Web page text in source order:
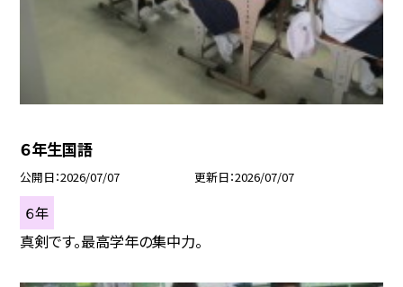
６年生国語
公開日 2026/07/07 更新日 2026/07/07
６年
真剣です。最高学年の集中力。